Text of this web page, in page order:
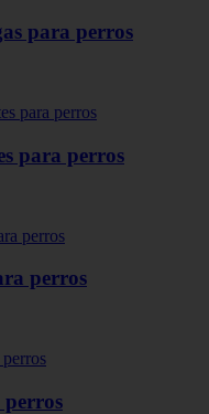
para perros
para perros
perros
perros